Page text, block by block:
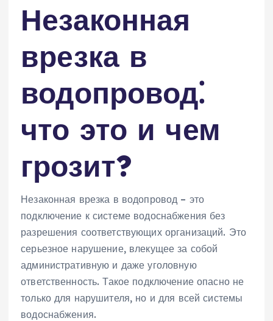
Незаконная
врезка в
водопровод⁚
что это и чем
грозит?
Незаконная врезка в водопровод – это
подключение к системе водоснабжения без
разрешения соответствующих организаций. Это
серьезное нарушение, влекущее за собой
административную и даже уголовную
ответственность. Такое подключение опасно не
только для нарушителя, но и для всей системы
водоснабжения.